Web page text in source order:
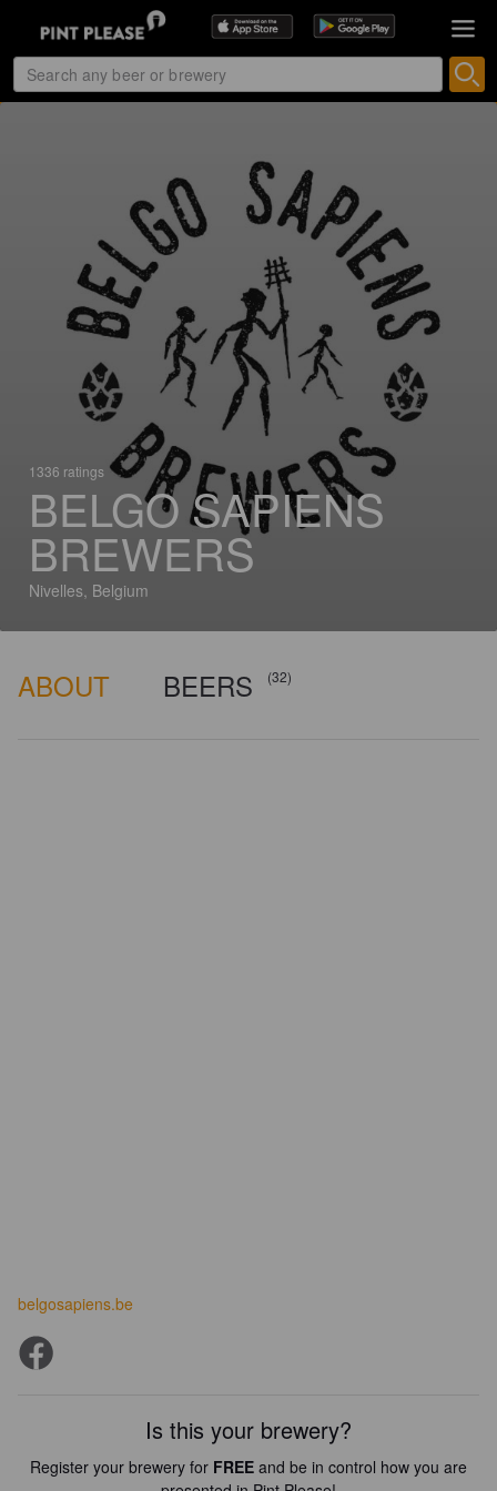
1336 ratings
BELGO SAPIENS
BREWERS
Nivelles, Belgium
ABOUT BEERS (32)
belgosapiens.be
Is this your brewery?
Register your brewery for FREE and be in control how you are